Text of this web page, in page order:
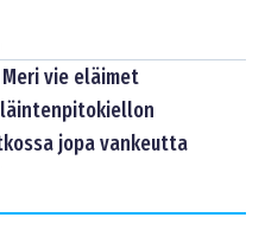
vie eläimet
jopa vankeutta